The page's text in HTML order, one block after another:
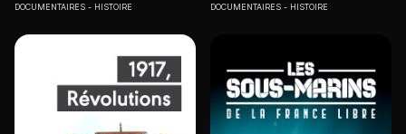
DOCUMENTAIRES HISTOIRE DOCUMENTAIRES HISTOIRE